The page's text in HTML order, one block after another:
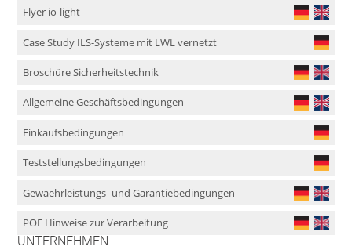
Flyer io-light
Case Study ILS-Systeme mit LWL vernetzt
Broschüre Sicherheitstechnik
Allgemeine Geschäftsbedingungen
Einkaufsbedingungen
Teststellungsbedingungen
Gewaehrleistungs- und Garantiebedingungen
POF Hinweise zur Verarbeitung
UNTERNEHMEN